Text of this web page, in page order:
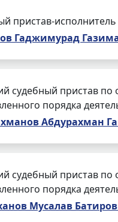
пристав-исполнитель
Гаджимурад
судебный пристав по
порядка
Абдурахман
судебный пристав по
порядка
Мусалав